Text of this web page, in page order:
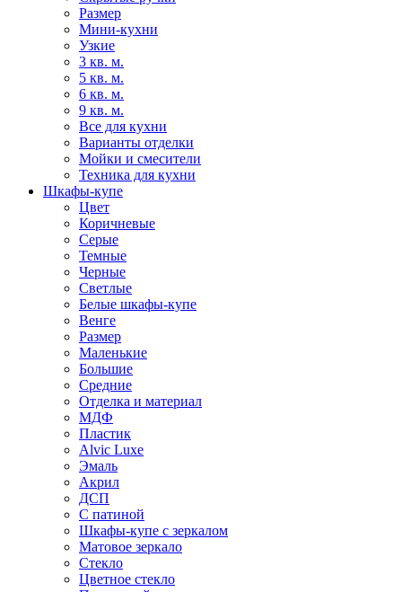
Размер
Мини-кухни
Узкие
3 кв. м.
5 кв. м.
6 кв. м.
9 кв. м.
Все для кухни
Варианты отделки
Мойки и смесители
Техника для кухни
Шкафы-купе
Цвет
Коричневые
Серые
Темные
Черные
Светлые
Белые шкафы-купе
Венге
Размер
Маленькие
Большие
Средние
Отделка и материал
МДФ
Пластик
Alvic Luxe
Эмаль
Акрил
ДСП
С патиной
Шкафы-купе с зеркалом
Матовое зеркало
Стекло
Цветное стекло